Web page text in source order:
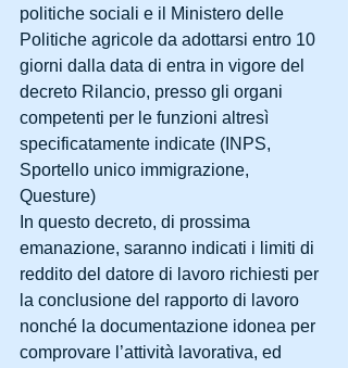
politiche sociali e il Ministero delle
Politiche agricole da adottarsi entro 10
giorni dalla data di entra in vigore del
decreto Rilancio, presso gli organi
competenti per le funzioni altresì
specificatamente indicate (INPS,
Sportello unico immigrazione,
Questure)
In questo decreto, di prossima
emanazione, saranno indicati i limiti di
reddito del datore di lavoro richiesti per
la conclusione del rapporto di lavoro
nonché la documentazione idonea per
comprovare l’attività lavorativa, ed